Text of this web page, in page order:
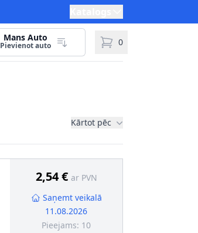
Mans Auto
Pievienot auto 0
Kārtot pēc
2,54 € ar PVN
Saņemt veikalā
11.08.2026
Pieejams: 10